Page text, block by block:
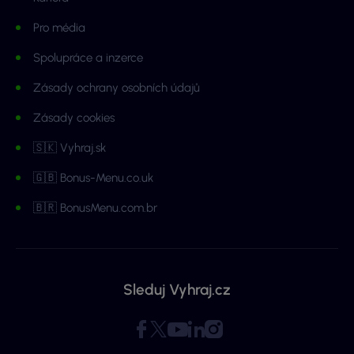
Pro média
Spolupráce a inzerce
Zásady ochrany osobních údajů
Zásady cookies
🇸🇰 Vyhraj.sk
🇬🇧 Bonus-Menu.co.uk
🇧🇷 BonusMenu.com.br
Sleduj Vyhraj.cz